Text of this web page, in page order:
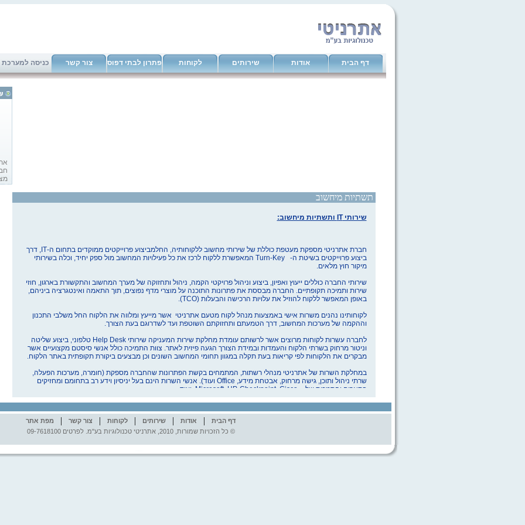
דף הבית אודות שירותים לקוחות פתרון לבתי דפוס צור קשר כניסה למערכת
תשתיות מיחשוב
שירותיIT ותשתיות מיחשוב:
חברת אתרניטי מספקת מעטפת כוללת של שירותי מחשוב ללקוחותיה, החלמביצוע פרוייקטים ממוקדים בתחום ה-IT,
דרך
ביצוע פרוייקטים בשיטת ה-
Turn-Key המאפשרת ללקוח לרכז את כל פעילויות המחשוב מול ספק יחיד, וכלה בשירותי
מיקור חוץמלאים.
שירותי החברה כוללים ייעוץ ואפיון, ביצוע וניהול פרויקטי הקמה, ניהול ותחזוקה שלמערך המחשוב והתקשורת בארגון, חוזי
שירות ותמיכה תקופתיים. החברה מבססת את פתרונות התוכנה על מוצרי מדף נפוצים, תוך התאמה ואינטגרציה ביניהם,
באופן המאפשר ללקוחלהוזיל את עלויות הרכישה והבעלות (.(TCO
לקוחותינו נהנים משרות אישי באמצעות מנהל לקוח מטעם אתרניטי אשר מייעץ ומלווה את הלקוח החלמשלבי התכנון
וההקמה של מערכות המחשוב, דרך הטמעתם ותחזוקתם השוטפת ועד לשדרוגם בעת הצורך.
לחברה עשרות לקוחות מרוצים אשר לרשותם עומדת מחלקת שירות המעניקה שירותי Help Deskטלפוני, ביצוע שליטה
וניטור מרחוק בשרתי הלקוח והעמדות ובמידת הצורך הגעה פיזית לאתר. צוות התמיכה כולל אנשי סיסטם מקצועיים אשר
מבקרים את הלקוחות לפיקריאות בעת תקלה במגוון תחומי המחשוב השונים וכן מבצעים ביקורת תקופתית באתר הלקוח.
במחלקת השרות של אתרניטימנהלירשתות, המתמחים בקשת הפתרונות שהחברה מספקת (חומרה, מערכות הפעלה,
שרתי ניהול ותוכן, גישה מרחוק, אבטחת מידעOffice , ועוד). אנשי השרות הינם בעל יניסיון וידע רב בתחומם ומחזיקים
בתארים והסמכות של -
Microsoft, HP, Checkpoint, Cisco ועוד.
יעוץ והמלצה להקמת תשתית המחשב בארגון מתפיסת המערכת ועד לתפעולה המלא
הקמה ותחזוקה של רשתות בסביבה מורכבת ומגוונת, ובניית חדרי מחשב ע"י אנשי מקצוע מוסמכים
Windows Server 200x, Firewall, Exchange, SQL-Server
אבטחת מידע ובדיקת חדירות רשתות
התקנה תחזוקה ושדרוג של תחנות קצה
דף הבית | אודות | שירותים | לקוחות | צור קשר |
מפת אתר
© כל הזכויות שמורות, 2010, אתרניטי טכנולוגיות בע"מ. לפרטים 09-7618100